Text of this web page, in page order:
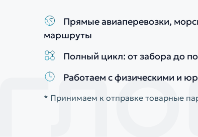
Прямые авиаперевозки,
маршруты
Полный цикл: от забора до
Работаем с физическими и
* Принимаем к отправке товарные